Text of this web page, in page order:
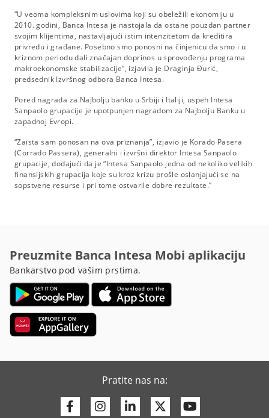
“U veoma kompleksnim uslovima koji su obeležili ekonomiju u
2010. godini, Banca Intesa je nastojala da ostane pouzdan partner
svojim klijentima, nastavljajući istim intenzitetom da kreditira
privredu i građane. Posebno smo ponosni na činjenicu da smo i u
kriznom periodu dali značajan doprinos u sprovođenju programa
makroekonomske stabilizacije”, izjavila je Draginja Đurić,
predsednik Izvršnog odbora Banca Intesa.
Pored nagrada za Najbolju banku u Srbiji i Italiji, uspeh Intesa
Sanpaolo grupacije je upotpunjen nagradom za Najbolju Banku u
zapadnoj Evropi.
“Zaista sam ponosan na ova priznanja”, izjavio je Korado Pasera
(Corrado Passera), generalni i izvršni direktor Intesa Sanpaolo
grupacije, dodajući da je “Intesa Sanpaolo jedna od nekoliko velikih
finansijskih grupacija koje su kroz krizu prošle oslanjajući se na
sopstvene resurse i pri tome ostvarile dobre rezultate.”
Preuzmite Banca Intesa Mobi aplikaciju
Bankarstvo pod vašim prstima.
Pratite nas na:
FacebookInstagram
LinkedinTwitter